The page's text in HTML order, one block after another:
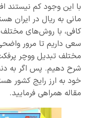
با این وجود کم نیستند
مانی به ریال در ایران
کافی، با روش‌های مختلف
سعی داریم تا مرور
مختلف تبدیل ووچر
شرح دهیم. پس اگر به
خود به ارز رایج کشور
مقاله همراهی فرمایید.